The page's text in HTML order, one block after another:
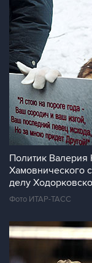
Политик Валерия
Хамовнического
делу
Фото ИТАР-ТАСС